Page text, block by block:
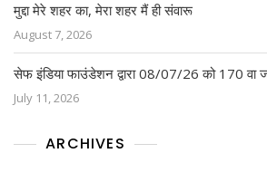
मुद्दा मेरे शहर का, मेरा शहर मैं ही संवारू
August 7, 2026
सेफ इंडिया फाउंडेशन द्वारा 08/07/26 को 170 वा
July 11, 2026
ARCHIVES